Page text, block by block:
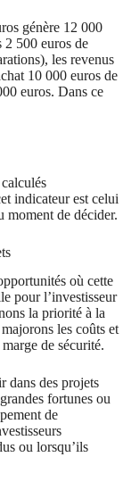
génère 12 000
2 500 euros de
les revenus
10 000 euros de
euros. Dans ce
indicateur est celui
moment de décider.
où cette
pour l’investisseur
la priorité à la
les coûts et
de sécurité.
dans des projets
fortunes ou
de
ou lorsqu’ils